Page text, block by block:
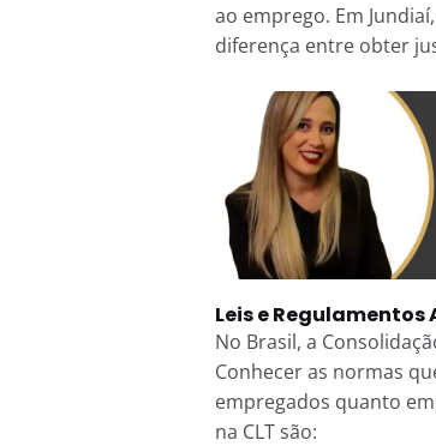
ao emprego. Em
diferença entre obter
Leis e
No Brasil, a
Conhecer as normas
empregados quanto
na CLT são: